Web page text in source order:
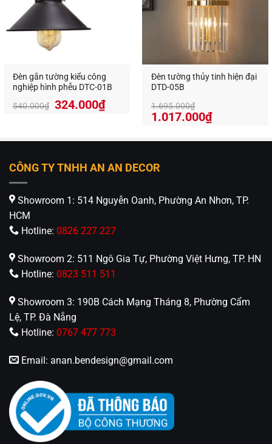
Đèn gắn tường kiểu công
nghiệp hình phễu DTC-01B
540.000₫ 324.000₫
Đèn tường thủy tinh hiện đại
DTD-05B
1.695.000₫
Giá
là:
1.017.000₫Giá
hiện
tại
CÔNG TY TNHH AN AN DECOR
Showroom 1: 514 Nguyễn Oanh, Phường An Nhơn, TP.
HCM
Hotline: 0826 227 227
Showroom 2: 511 Ngô Gia Tự, Phường Việt Hưng, TP. HN
Hotline: 0823 511 511
Showroom 3: 190B Cách Mạng Tháng 8, Phường Cẩm
Lệ, TP. Đà Nẵng
Hotline: 0767 477 773
Email: anan.bendesign@gmail.com